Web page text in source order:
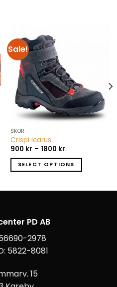
Sale!
SKOR
Crispi Icarus
900 kr – 1800 kr
SELECT OPTIONS
PD AB
2978
5822-8081
15